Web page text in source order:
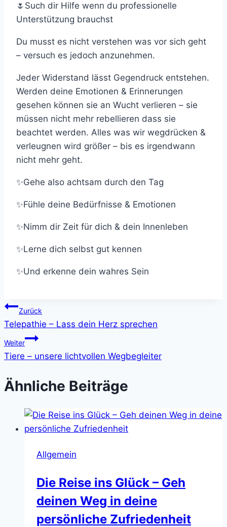
🌷Such dir Hilfe wenn du professionelle
Unterstützung brauchst
Du musst es nicht verstehen was vor sich geht
– versuch es jedoch anzunehmen.
Jeder Widerstand lässt Gegendruck entstehen.
Werden deine Emotionen & Erinnerungen
gesehen können sie an Wucht verlieren – sie
müssen nicht mehr rebellieren dass sie
beachtet werden. Alles was wir wegdrücken &
verleugnen wird größer – bis es irgendwann
nicht mehr geht.
✨Gehe also achtsam durch den Tag
✨Fühle deine Bedürfnisse & Emotionen
✨Nimm dir Zeit für dich & dein Innenleben
✨Lerne dich selbst gut kennen
✨Und erkenne dein wahres Sein
Beitragsnavigation
Zurück
Telepathie – Lass dein Herz sprechen
Weiter
Tiere – unsere lichtvollen Wegbegleiter
Ähnliche Beiträge
Allgemein
Die Reise ins Glück – Geh
deinen Weg in deine
persönliche Zufriedenheit